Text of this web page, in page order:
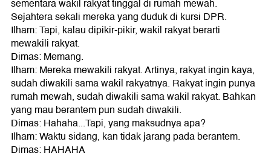
sementara wakil rakyat tinggal di rumah mewah.
Sejahtera sekali mereka yang duduk di kursi DPR.
Ilham: Tapi, kalau dipikir-pikir, wakil rakyat berarti
mewakili rakyat.
Dimas: Memang.
Ilham: Mereka mewakili rakyat. Artinya, rakyat ingin kaya,
sudah diwakili sama wakil rakyatnya. Rakyat ingin punya
rumah mewah, sudah diwakili sama wakil rakyat. Bahkan
yang mau berantem pun sudah diwakili.
Dimas: Hahaha...Tapi, yang maksudnya apa?
Ilham: Waktu sidang, kan tidak jarang pada berantem.
Dimas: HAHAHA